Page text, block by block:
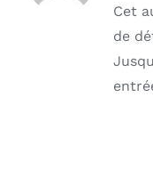
Cet
de